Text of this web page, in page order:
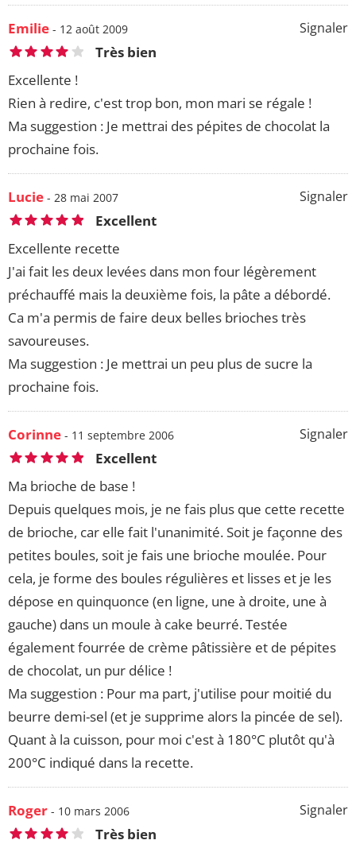
Signaler
Emilie - 12 août 2009
Très bien
Excellente !
Rien à redire, c'est trop bon, mon mari se régale !
Ma suggestion : Je mettrai des pépites de chocolat la
prochaine fois.
Signaler
Lucie - 28 mai 2007
Excellent
Excellente recette
J'ai fait les deux levées dans mon four légèrement
préchauffé mais la deuxième fois, la pâte a débordé.
Ca m'a permis de faire deux belles brioches très
savoureuses.
Ma suggestion : Je mettrai un peu plus de sucre la
prochaine fois.
Signaler
Corinne - 11 septembre 2006
Excellent
Ma brioche de base !
Depuis quelques mois, je ne fais plus que cette recette
de brioche, car elle fait l'unanimité. Soit je façonne des
petites boules, soit je fais une brioche moulée. Pour
cela, je forme des boules régulières et lisses et je les
dépose en quinquonce (en ligne, une à droite, une à
gauche) dans un moule à cake beurré. Testée
également fourrée de crème pâtissière et de pépites
de chocolat, un pur délice !
Ma suggestion : Pour ma part, j'utilise pour moitié du
beurre demi-sel (et je supprime alors la pincée de sel).
Quant à la cuisson, pour moi c'est à 180°C plutôt qu'à
200°C indiqué dans la recette.
Signaler
Roger - 10 mars 2006
Très bien